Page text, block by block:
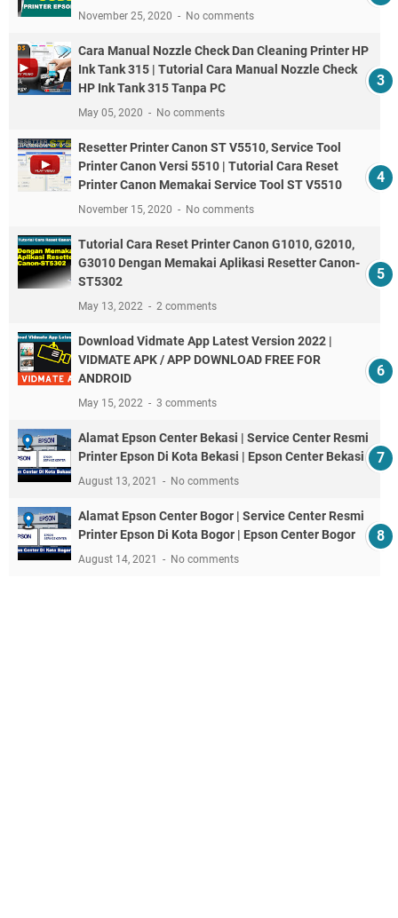
November 25, 2020 No comments
Cara Manual Nozzle Check Dan Cleaning Printer HP
Ink Tank 315 | Tutorial Cara Manual Nozzle Check
HP Ink Tank 315 Tanpa PC
May 05, 2020 No comments
Resetter Printer Canon ST V5510, Service Tool
Printer Canon Versi 5510 | Tutorial Cara Reset
Printer Canon Memakai Service Tool ST V5510
November 15, 2020 No comments
Tutorial Cara Reset Printer Canon G1010, G2010,
G3010 Dengan Memakai Aplikasi Resetter Canon-
ST5302
May 13, 2022 2 comments
Download Vidmate App Latest Version 2022 |
VIDMATE APK / APP DOWNLOAD FREE FOR
ANDROID
May 15, 2022 3 comments
Alamat Epson Center Bekasi | Service Center Resmi
Printer Epson Di Kota Bekasi | Epson Center Bekasi
August 13, 2021 No comments
Alamat Epson Center Bogor | Service Center Resmi
Printer Epson Di Kota Bogor | Epson Center Bogor
August 14, 2021 No comments